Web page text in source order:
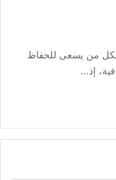
لكل من يسعى للحفاظ